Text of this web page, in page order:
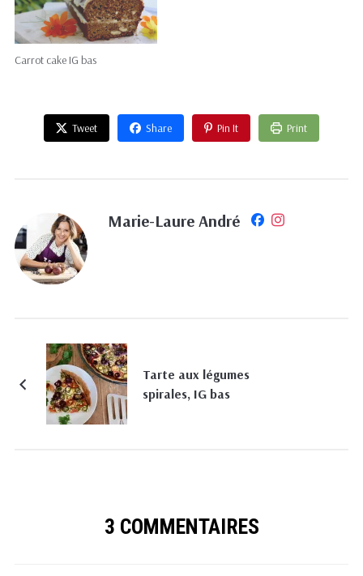
Carrot cake IG bas
Tweet Share Pin It Print
Marie-Laure André
Tarte aux légumes
spirales, IG bas
3 COMMENTAIRES